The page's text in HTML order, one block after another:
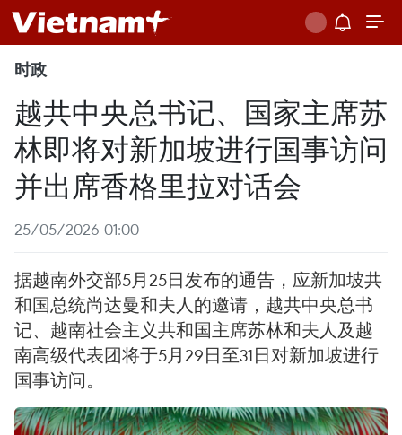
时政
越共中央总书记、国家主席苏
林即将对新加坡进行国事访问
并出席香格里拉对话会
25/05/2026 01:00
据越南外交部5月25日发布的通告，应新加坡共
和国总统尚达曼和夫人的邀请，越共中央总书
记、越南社会主义共和国主席苏林和夫人及越
南高级代表团将于5月29日至31日对新加坡进行
国事访问。